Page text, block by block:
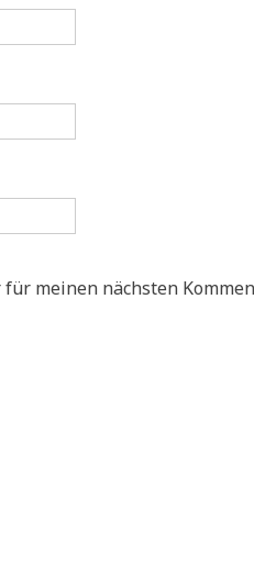
meinen nächsten